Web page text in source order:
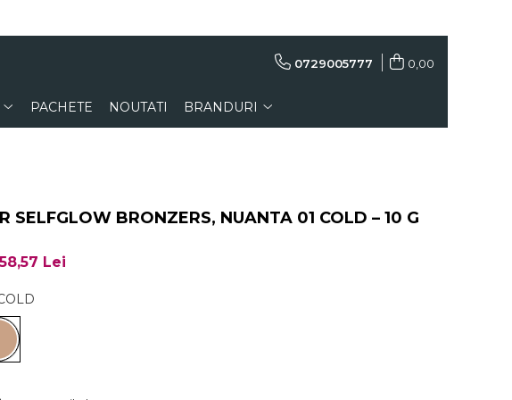
0729005777 0,00
PACHETE NOUTATI BRANDURI
SELFGLOW BRONZERS, NUANTA 01 COLD – 10 G
58,57 Lei